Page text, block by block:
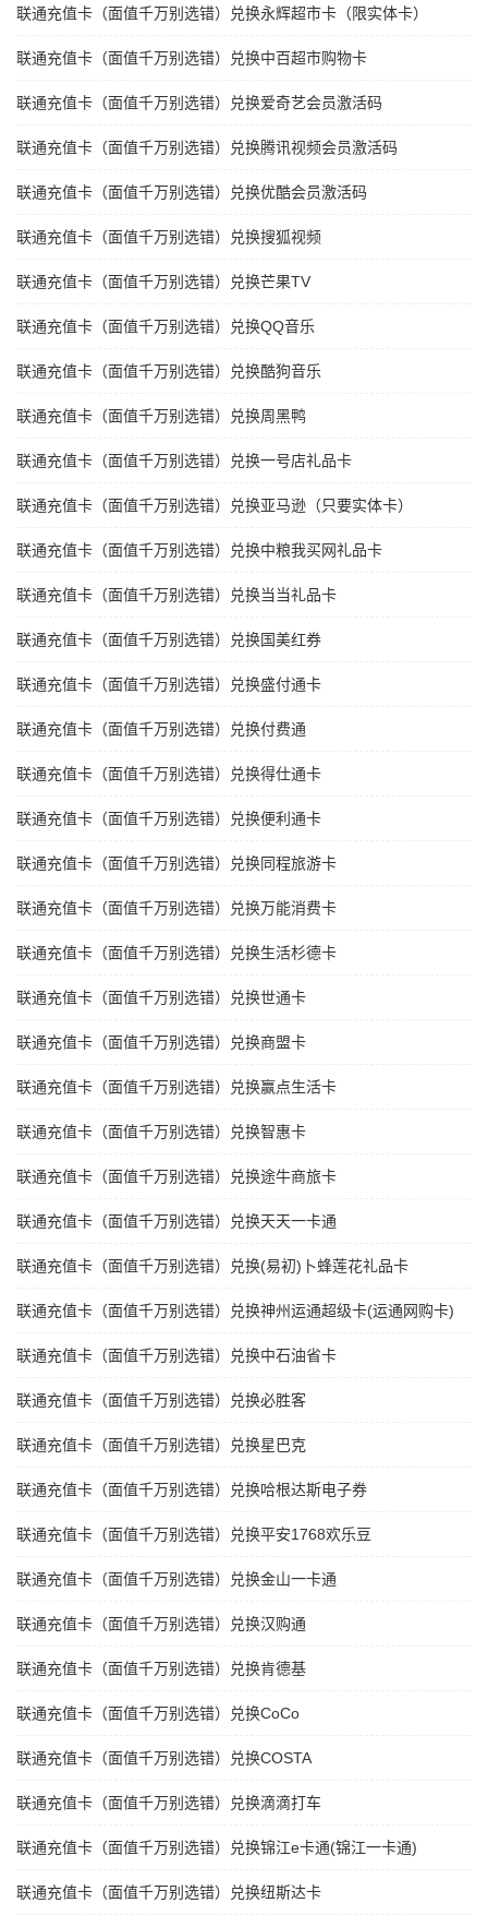
联通充值卡（面值千万别选错）兑换永辉超市卡（限实体卡）
联通充值卡（面值千万别选错）兑换中百超市购物卡
联通充值卡（面值千万别选错）兑换爱奇艺会员激活码
联通充值卡（面值千万别选错）兑换腾讯视频会员激活码
联通充值卡（面值千万别选错）兑换优酷会员激活码
联通充值卡（面值千万别选错）兑换搜狐视频
联通充值卡（面值千万别选错）兑换芒果TV
联通充值卡（面值千万别选错）兑换QQ音乐
联通充值卡（面值千万别选错）兑换酷狗音乐
联通充值卡（面值千万别选错）兑换周黑鸭
联通充值卡（面值千万别选错）兑换一号店礼品卡
联通充值卡（面值千万别选错）兑换亚马逊（只要实体卡）
联通充值卡（面值千万别选错）兑换中粮我买网礼品卡
联通充值卡（面值千万别选错）兑换当当礼品卡
联通充值卡（面值千万别选错）兑换国美红券
联通充值卡（面值千万别选错）兑换盛付通卡
联通充值卡（面值千万别选错）兑换付费通
联通充值卡（面值千万别选错）兑换得仕通卡
联通充值卡（面值千万别选错）兑换便利通卡
联通充值卡（面值千万别选错）兑换同程旅游卡
联通充值卡（面值千万别选错）兑换万能消费卡
联通充值卡（面值千万别选错）兑换生活杉德卡
联通充值卡（面值千万别选错）兑换世通卡
联通充值卡（面值千万别选错）兑换商盟卡
联通充值卡（面值千万别选错）兑换赢点生活卡
联通充值卡（面值千万别选错）兑换智惠卡
联通充值卡（面值千万别选错）兑换途牛商旅卡
联通充值卡（面值千万别选错）兑换天天一卡通
联通充值卡（面值千万别选错）兑换(易初)卜蜂莲花礼品卡
联通充值卡（面值千万别选错）兑换神州运通超级卡(运通网购卡)
联通充值卡（面值千万别选错）兑换中石油省卡
联通充值卡（面值千万别选错）兑换必胜客
联通充值卡（面值千万别选错）兑换星巴克
联通充值卡（面值千万别选错）兑换哈根达斯电子券
联通充值卡（面值千万别选错）兑换平安1768欢乐豆
联通充值卡（面值千万别选错）兑换金山一卡通
联通充值卡（面值千万别选错）兑换汉购通
联通充值卡（面值千万别选错）兑换肯德基
联通充值卡（面值千万别选错）兑换CoCo
联通充值卡（面值千万别选错）兑换COSTA
联通充值卡（面值千万别选错）兑换滴滴打车
联通充值卡（面值千万别选错）兑换锦江e卡通(锦江一卡通)
联通充值卡（面值千万别选错）兑换纽斯达卡